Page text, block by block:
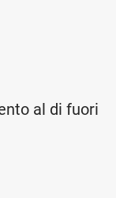
al di fuori